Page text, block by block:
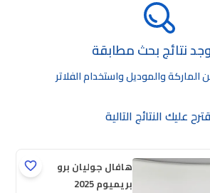
نتائج بحث مطابقة
الماركة والموديل واستخدام الفلاتر
عليك النتائج التالية
هافال جوليان برو
بريميوم 2025